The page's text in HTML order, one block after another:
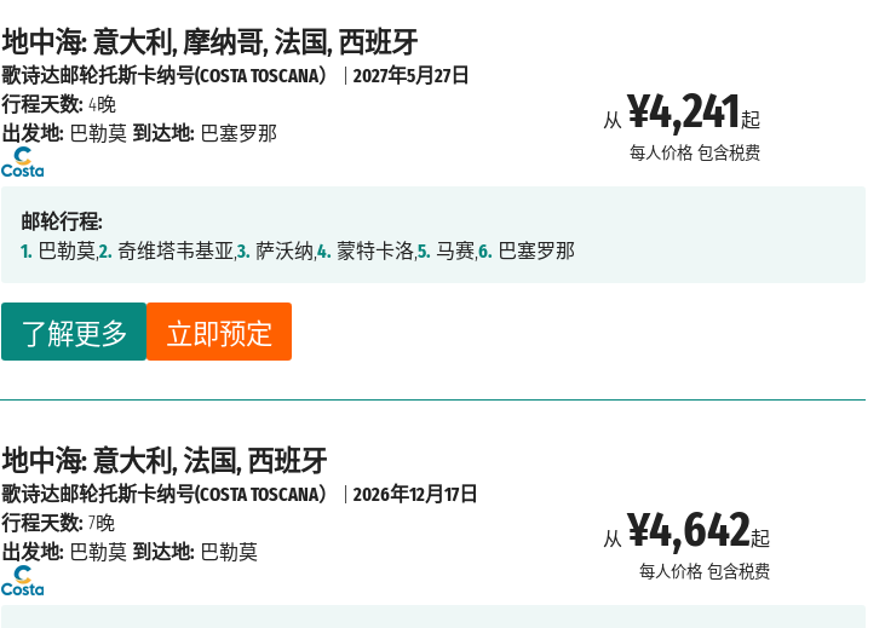
地中海: 意大利, 摩纳哥, 法国, 西班牙
从 ¥4,241起
每人价格 包含税费
了解更多 立即预定
歌诗达邮轮托斯卡纳号(COSTA TOSCANA） |2027年5月27日
行程天数: 4晚
出发地: 巴勒莫 到达地: 巴塞罗那
邮轮行程:
1. 巴勒莫,2. 奇维塔韦基亚,3. 萨沃纳,4. 蒙特卡洛,5. 马赛,6. 巴塞罗那
地中海: 意大利, 法国, 西班牙
从 ¥4,642起
每人价格 包含税费
歌诗达邮轮托斯卡纳号(COSTA TOSCANA） |2026年12月17日
行程天数: 7晚
出发地: 巴勒莫 到达地: 巴勒莫